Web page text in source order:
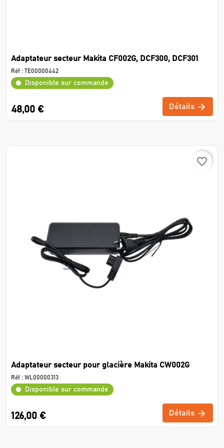
Adaptateur secteur Makita CF002G, DCF300, DCF301
Réf :TE00000442
Disponible sur commande
48,00 € Détails
favorite_border
Adaptateur secteur pour glacière Makita CW002G
Réf : WL00000313
Disponible sur commande
126,00 € Détails